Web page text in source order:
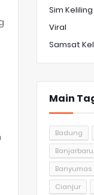
Sim Keliling
Viral
Samsat
Main
Badung
Banjarbaru
Banyumas
Cianjur